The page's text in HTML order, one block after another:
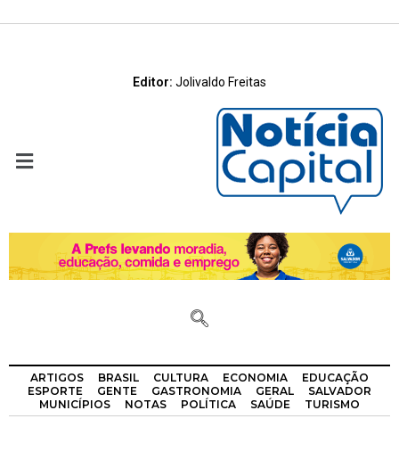
Editor: Jolivaldo Freitas
ARTIGOS BRASIL CULTURA ECONOMIA
EDUCAÇÃO
ESPORTE
GENTE GASTRONOMIA GERAL
SALVADOR
MUNICÍPIOS
NOTAS POLÍTICA SAÚDE TURISMO